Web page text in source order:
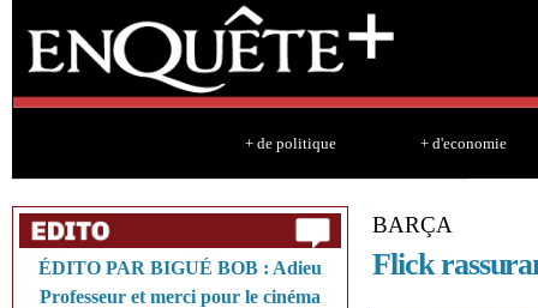
+ de politique + d'economie
ÉDITO PAR BIGUÉ BOB : Adieu
Professeur et merci pour le cinéma
BARÇA
Flick